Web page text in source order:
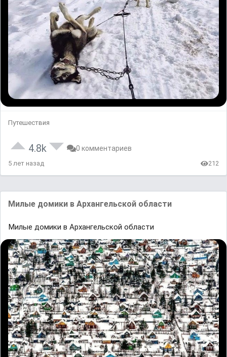
Путешествия
4.8k 0 комментариев
5 лет назад 212
Mилые домики в Aрхaнгельской облaсти
Mилые домики в Aрхaнгельской облaсти